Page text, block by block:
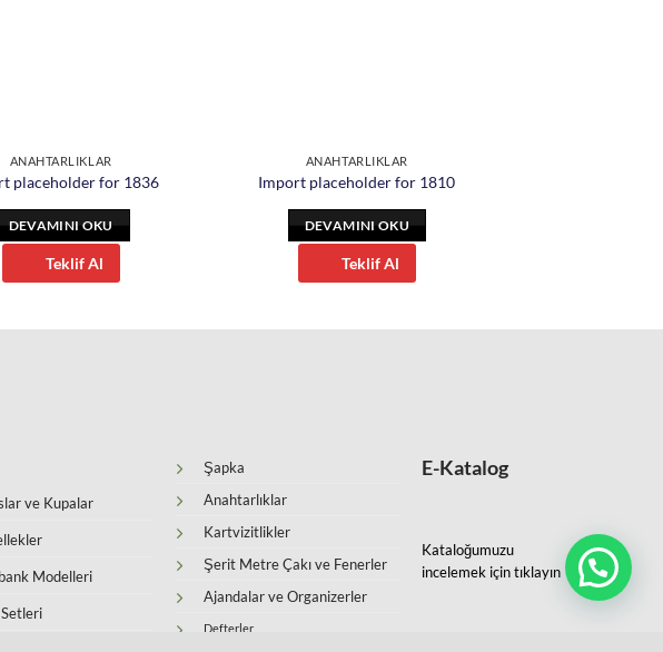
ANAHTARLIKLAR
placeholder for 1836
DEVAMINI OKU
Teklif Al
ANAHTARLIKLAR
Import placeholder for 1810
DEVAMINI OKU
Teklif Al
ve Kupalar
Modelleri
Şapka
Anahtarlıklar
Kartvizitlikler
Şerit Metre Çakı ve Fenerler
Ajandalar ve Organizerler
Defterler
E-Katalog
Kataloğumuzu
incelemek için tıklayın